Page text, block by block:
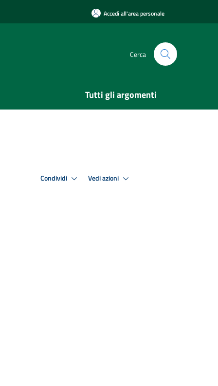
Accedi all'area personale
Cerca
Tutti gli argomenti
Condividi Vedi azioni